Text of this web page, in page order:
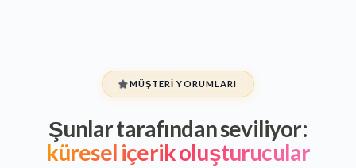
MÜŞTERI YORUMLARI
Şunlar tarafından seviliyor:
küresel içerik oluşturucular